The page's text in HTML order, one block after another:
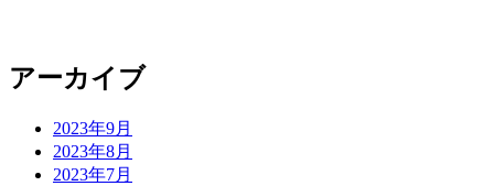
アーカイブ
2023年9月
2023年8月
2023年7月